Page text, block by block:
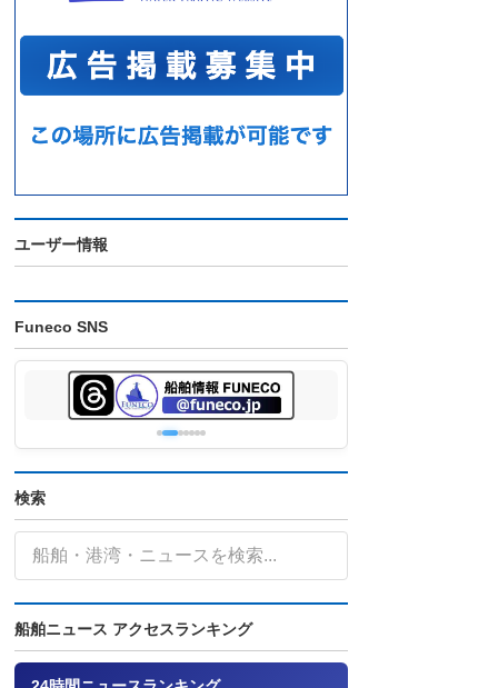
ユーザー情報
Funeco SNS
検索
船舶ニュース アクセスランキング